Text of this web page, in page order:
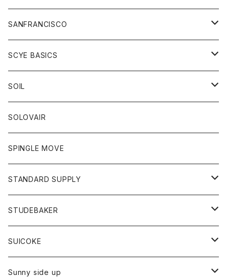
ニット
ベスト
ボトム
ワンピース
コート
パーカー
スカート
Tシャツ
トップス
Tシャツ
トレーナー
ボトム
ショートパンツ
スカート
レディース
スカート
Tシャツ
アクセサリー
バック
グッズ
靴
SANFRANCISCO
アウター
カーディガン
コート
グッズ
ネクタイ
グローブ
アクセサリー
トップス
カットソー
カーディガン
ボトム
ショートパンツ
パンツ
レディース
カットソー
カーディガン
SCYE BASICS
ボトム
ジーンズ
チノパン
トップス
ポロシャツ
ベスト
靴
SOIL
靴
ワンピース
トップス
カットソー
ボトム
パンツ
オーバーオール
SOLOVAIR
SPINGLE MOVE
STANDARD SUPPLY
財布
バッグ
STUDEBAKER
アクセサリー
ブレスレット
SUICOKE
ブーツ
Sunny side up